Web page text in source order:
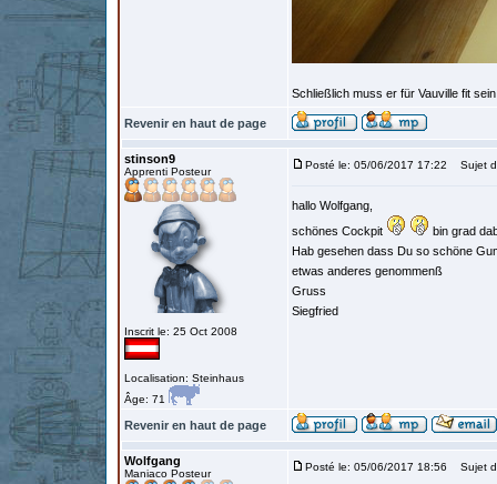
Schließlich muss er für Vauville fit
Revenir en haut de page
stinson9
Apprenti Posteur
Inscrit le: 25 Oct 2008
Localisation: Steinhaus
Âge: 71
Posté le: 05/06/2017 17:22 Sujet
hallo Wolfgang,
schönes Cockpit
bin grad
Hab gesehen dass Du so schöne
etwas anderes genommenß
Gruss
Siegfried
Revenir en haut de page
Wolfgang
Maniaco Posteur
Posté le: 05/06/2017 18:56 Sujet